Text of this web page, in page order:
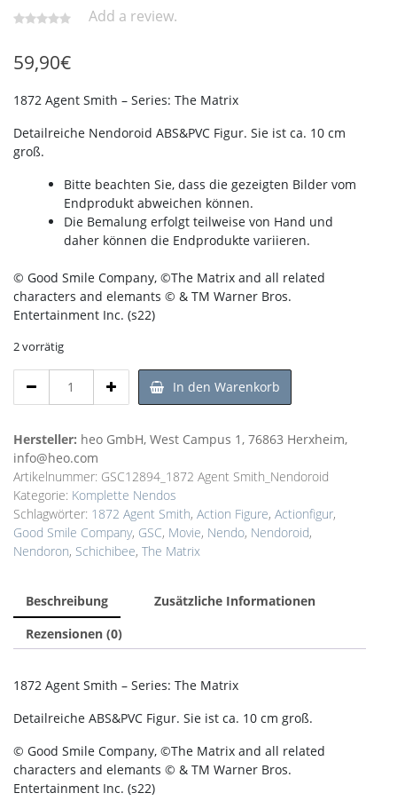
Add a review.
59,90€
1872 Agent Smith – Series: The Matrix
Detailreiche Nendoroid ABS&PVC Figur. Sie ist ca. 10 cm
groß.
Bitte beachten Sie, dass die gezeigten Bilder vom
Endprodukt abweichen können.
Die Bemalung erfolgt teilweise von Hand und
daher können die Endprodukte variieren.
© Good Smile Company, ©The Matrix and all related
characters and elemants © & TM Warner Bros.
Entertainment Inc. (s22)
2 vorrätig
Agent
The
Matrix
Actionfigur
Nendoroid
Menge
In den Warenkorb
Hersteller: heo GmbH, West Campus 1, 76863 Herxheim,
info@heo.com
Artikelnummer: GSC12894_1872 Agent Smith_Nendoroid
Kategorie: Komplette Nendos
Schlagwörter: 1872 Agent Smith, Action Figure, Actionfigur,
Good Smile Company, GSC, Movie, Nendo, Nendoroid,
Nendoron, Schichibee, The Matrix
Beschreibung
Zusätzliche Informationen
Rezensionen (0)
1872 Agent Smith – Series: The Matrix
Detailreiche ABS&PVC Figur. Sie ist ca. 10 cm groß.
© Good Smile Company, ©The Matrix and all related
characters and elemants © & TM Warner Bros.
Entertainment Inc. (s22)